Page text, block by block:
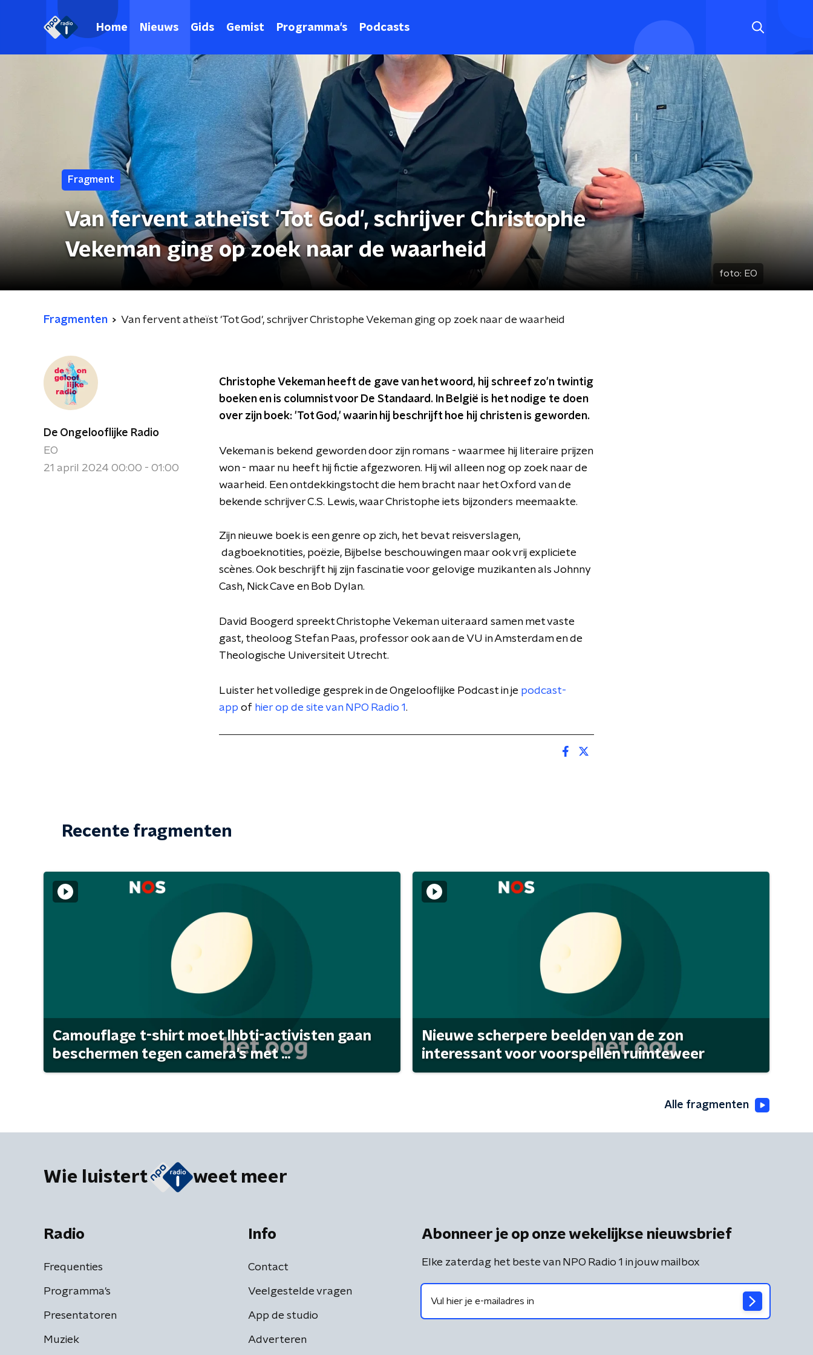
Home Nieuws Gids Gemist Programma's Podcasts
Fragment
Van fervent atheïst 'Tot God', schrijver Christophe
Vekeman ging op zoek naar de waarheid
foto: EO
Fragmenten Van fervent atheïst 'Tot God', schrijver Christophe Vekeman ging op zoek naar de waarheid
De Ongelooflijke Radio
EO
21 april 2024 00:00 - 01:00
Christophe Vekeman heeft de gave van het woord, hij schreef zo'n twintig
boeken en is columnist voor De Standaard. In België is het nodige te doen
over zijn boek: 'Tot God,' waarin hij beschrijft hoe hij christen is geworden.
Vekeman is bekend geworden door zijn romans - waarmee hij literaire prijzen
won - maar nu heeft hij fictie afgezworen. Hij wil alleen nog op zoek naar de
waarheid. Een ontdekkingstocht die hem bracht naar het Oxford van de
bekende schrijver C.S. Lewis, waar Christophe iets bijzonders meemaakte.
Zijn nieuwe boek is een genre op zich, het bevat reisverslagen,
dagboeknotities, poëzie, Bijbelse beschouwingen maar ook vrij expliciete
scènes. Ook beschrijft hij zijn fascinatie voor gelovige muzikanten als Johnny
Cash, Nick Cave en Bob Dylan.
David Boogerd spreekt Christophe Vekeman uiteraard samen met vaste
gast, theoloog Stefan Paas, professor ook aan de VU in Amsterdam en de
Theologische Universiteit Utrecht.
Luister het volledige gesprek in de Ongelooflijke Podcast in je podcast-
app of hier op de site van NPO Radio 1.
Recente fragmenten
Camouflage t-shirt moet lhbti-activisten gaan
beschermen tegen camera's met ...
Nieuwe scherpere beelden van de zon
interessant voor voorspellen ruimteweer
Alle fragmenten
Wie luistert weet meer
Radio
Frequenties
Programma's
Presentatoren
Muziek
Info
Contact
Veelgestelde vragen
App de studio
Adverteren
Abonneer je op onze wekelijkse nieuwsbrief
Elke zaterdag het beste van NPO Radio 1 in jouw mailbox